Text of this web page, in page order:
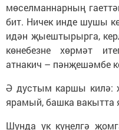
мөселманнарның
бит. Ничек инде шушы
идән җыештырырга,
көнебезне хөрмәт
атнакич – пәнҗешәмбе
Ә дустым каршы килә:
ярамый, башка вакытта
Шунда ук күңелгә